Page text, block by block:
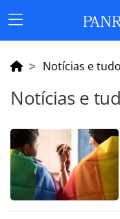
Menu
Principal
Notícias e
Notícias e